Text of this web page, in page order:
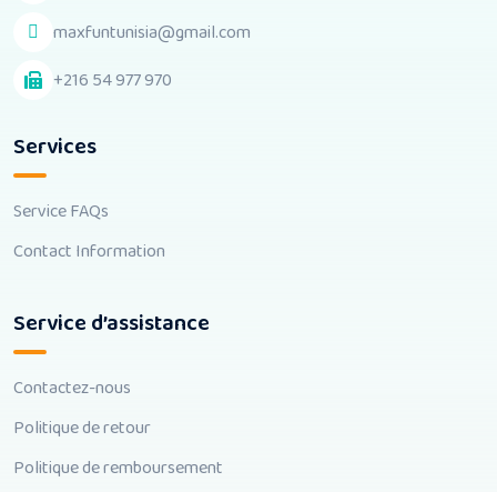
maxfuntunisia@gmail.com
+216 54 977 970
Services
Service FAQs
Contact Information
Service d’assistance
Contactez-nous
Politique de retour
Politique de remboursement